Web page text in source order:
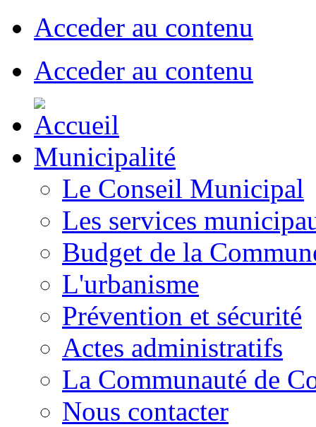
Acceder au contenu
Acceder au contenu
Municipalité
Le Conseil Municipal
Les services
Budget de la
L'urbanisme
Prévention et sécurité
Actes administratifs
La Communauté de
Nous contacter